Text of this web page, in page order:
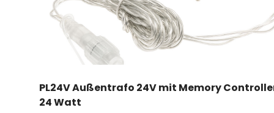
PL24V Außentrafo 24V mit Memory
24 Watt